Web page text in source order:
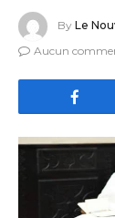
By Le
Aucun